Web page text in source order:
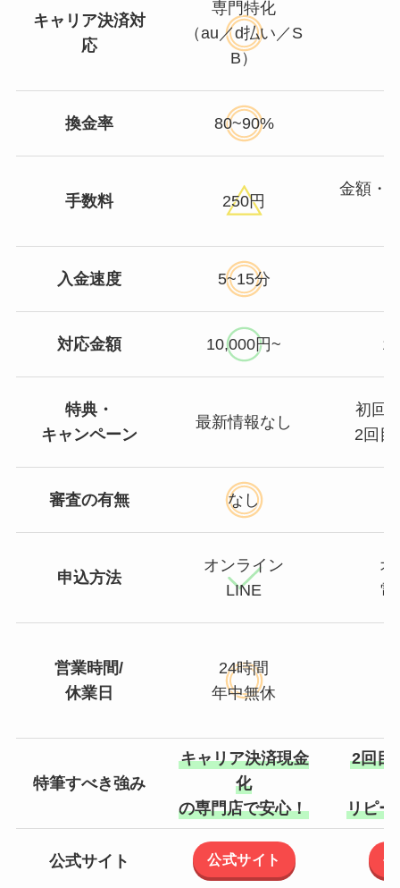
キャリア決済対
応
専門特化
（au／d払い／S
B）
換金率 80~90%
手数料 250円
金額・
入金速度 5~15分
対応金額 10,000円~
特典・
キャンペーン
最新情報なし
初回
2回目
審査の有無 なし
申込方法
オンライン
LINE
オ
電
営業時間/
休業日
24時間
年中無休
特筆すべき強み
キャリア決済現金
化
の専門店で安心！
2回目
リピー
公式サイト 公式サイト